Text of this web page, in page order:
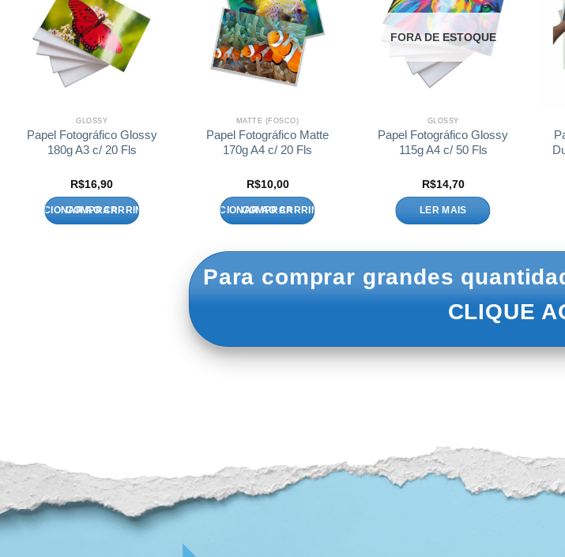
GLOSSY
Papel Fotográfico Glossy
180g A3 c/ 20 Fls
R$16,90
ADICIONAR AO CARRINHO
MATTE (FOSCO)
Papel Fotográfico Matte
170g A4 c/ 20 Fls
R$10,00
ADICIONAR AO CARRINHO
FORA DE ESTOQUE
GLOSSY
Papel Fotográfico Glossy
115g A4 c/ 50 Fls
R$14,70
LER MAIS
Para comprar grandes
CLIQUE